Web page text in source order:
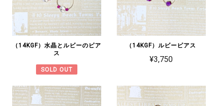
（14KGF）水晶とルビーのピア
ス
SOLD OUT
（14KGF）ルビーピアス
¥3,750